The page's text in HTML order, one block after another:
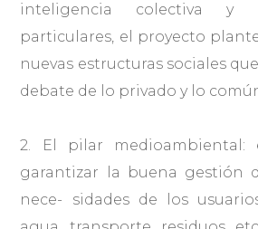
inteligencia colectiva y
particulares, el proyecto
nuevas estructuras sociales
debate de lo privado y lo
2. El pilar medioambiental:
garantizar la buena gestión
nece- sidades de los